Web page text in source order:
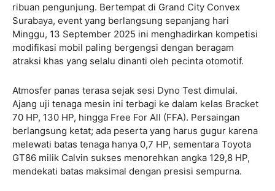
ribuan pengunjung. Bertempat di Grand City Convex
Surabaya, event yang berlangsung sepanjang hari
Minggu, 13 September 2025 ini menghadirkan kompetisi
modifikasi mobil paling bergengsi dengan beragam
atraksi khas yang selalu dinanti oleh pecinta otomotif.
Atmosfer panas terasa sejak sesi Dyno Test dimulai.
Ajang uji tenaga mesin ini terbagi ke dalam kelas Bracket
70 HP, 130 HP, hingga Free For All (FFA). Persaingan
berlangsung ketat; ada peserta yang harus gugur karena
melewati batas tenaga hanya 0,7 HP, sementara Toyota
GT86 milik Calvin sukses menorehkan angka 129,8 HP,
mendekati batas maksimal dengan presisi sempurna.